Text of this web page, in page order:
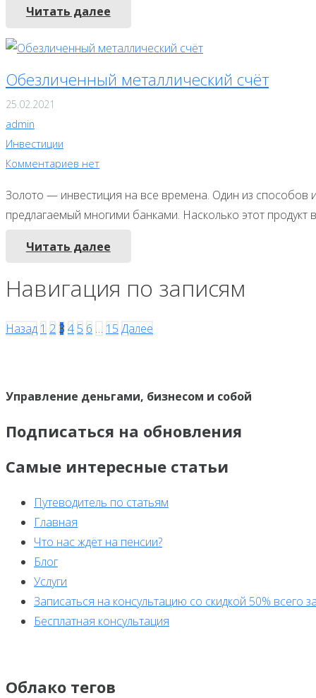
Читать далее
Обезличенный металлический счёт
25.02.2021
admin
Инвестиции
Комментариев нет
Золото — инвестиция на все времена. Один из способов
предлагаемый многими банками. Насколько этот
Читать далее
Навигация по записям
Назад 1 2 3 4 5 6 … 15 Далее
Управление деньгами, бизнесом и собой
Подписаться на обновления
Самые интересные статьи
Путеводитель по статьям
Главная
Что нас ждёт на пенсии?
Блог
Услуги
Записаться на консультацию со скидкой 50% всего
Бесплатная консультация
Облако тегов